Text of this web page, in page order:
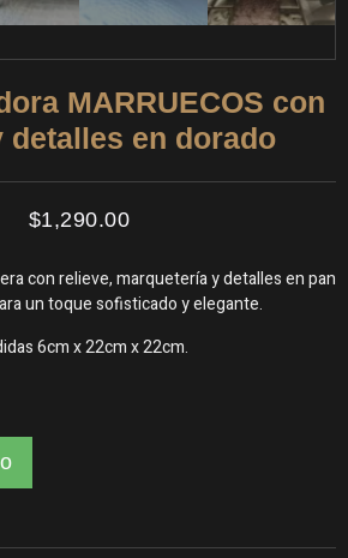
MARRUECOS con
detalles en dorado
$1,290.00
con relieve, marquetería y detalles en pan
un toque sofisticado y elegante.
6cm x 22cm x 22cm.